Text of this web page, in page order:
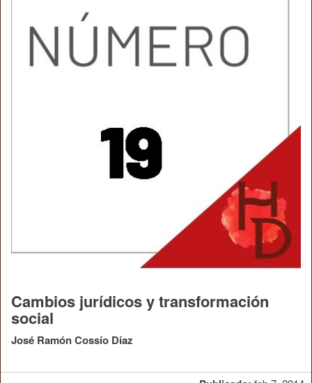
Cambios jurídicos y transformación
social
José Ramón Cossío Díaz